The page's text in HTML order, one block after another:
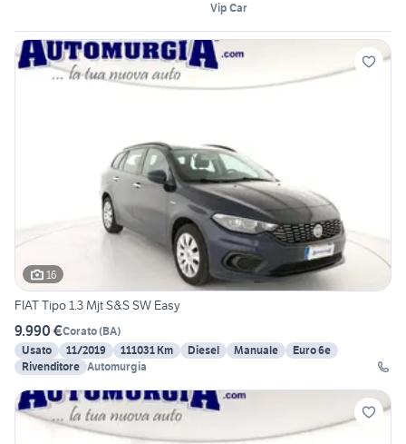
Vip Car
16
FIAT Tipo 1.3 Mjt S&S SW Easy
9.990 €Corato(BA)
Usato
11/2019 111031 Km Diesel Manuale
Euro 6e
Rivenditore Automurgia